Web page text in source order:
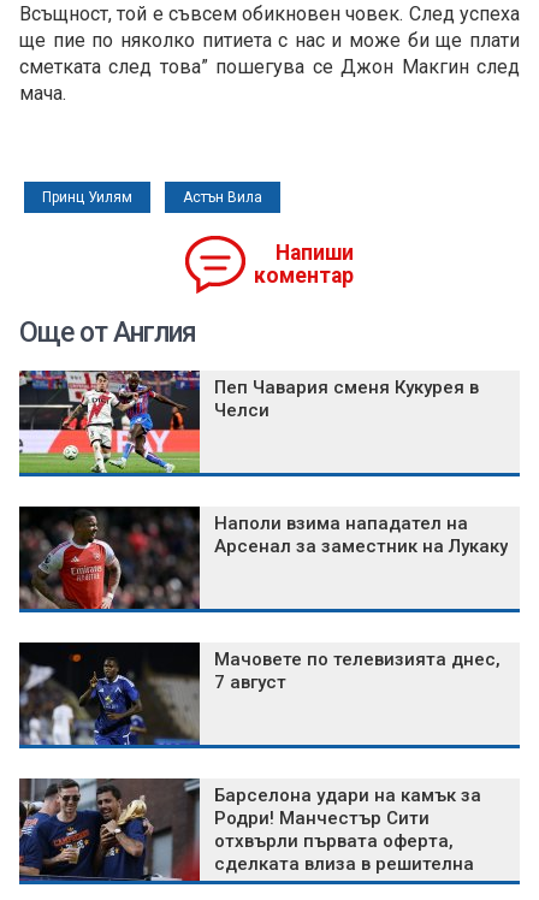
Всъщност, той е съвсем обикновен човек. След успеха
ще пие по няколко питиета с нас и може би ще плати
сметката след това” пошегува се Джон Макгин след
мача.
Принц Уилям Астън Вила
Напиши
коментар
Още от Англия
Пеп Чавария сменя Кукурея в
Челси
Наполи взима нападател на
Арсенал за заместник на Лукаку
Мачовете по телевизията днес,
7 август
Барселона удари на камък за
Родри! Манчестър Сити
отхвърли първата оферта,
сделката влиза в решителна
фаза